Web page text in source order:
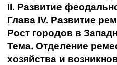
II. Развитие
Глава IV. Развитие
Рост городов в
Тема. Отделение
хозяйства и